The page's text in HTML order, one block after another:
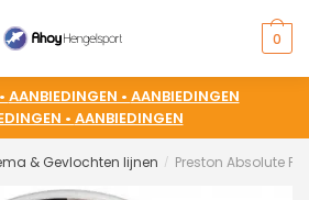
0
AANBIEDINGEN • AANBIEDINGEN
• AANBIEDINGEN
& Gevlochten lijnen / Preston Absolute